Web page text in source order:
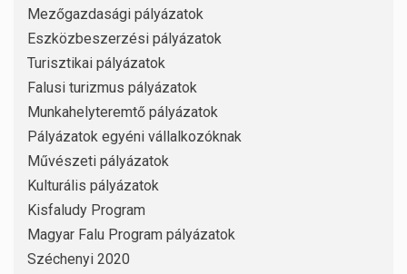
Mezőgazdasági pályázatok
Eszközbeszerzési pályázatok
Turisztikai pályázatok
Falusi turizmus pályázatok
Munkahelyteremtő pályázatok
Pályázatok egyéni vállalkozóknak
Művészeti pályázatok
Kulturális pályázatok
Kisfaludy Program
Magyar Falu Program pályázatok
Széchenyi 2020